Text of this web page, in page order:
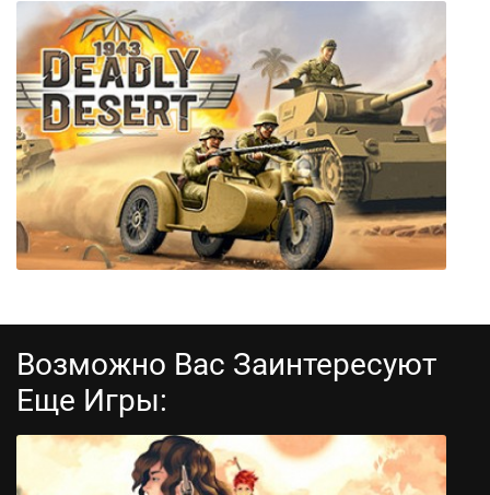
Smash Hit
1943 Deadly Desert
Возможно Вас Заинтересуют
Еще Игры: